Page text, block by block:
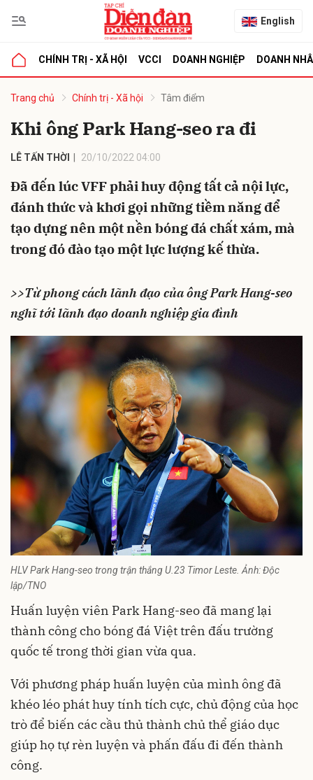
English
CHÍNH TRỊ - XÃ HỘI VCCI DOANH NGHIỆP DOANH
Trang chủ Chính trị - Xã hội Tâm điểm
Khi ông Park Hang-seo ra đi
LÊ TẤN THỜI 20/10/2022 04:00
Đã đến lúc VFF phải huy động tất cả nội lực,
đánh thức và khơi gọi những tiềm năng để
tạo dựng nên một nền bóng đá chất xám, mà
trong đó đào tạo một lực lượng kế thừa.
>>Từ phong cách lãnh đạo của ông Park Hang-seo
nghĩ tới lãnh đạo doanh nghiệp gia đình
HLV Park Hang-seo trong trận thắng U.23 Timor Leste. Ảnh: Độc
lập/TNO
Huấn luyện viên Park Hang-seo đã mang lại
thành công cho bóng đá Việt trên đấu trường
quốc tế trong thời gian vừa qua.
Với phương pháp huấn luyện của mình ông đã
khéo léo phát huy tính tích cực, chủ động của học
trò để biến các cầu thủ thành chủ thể giáo dục
giúp họ tự rèn luyện và phấn đấu đi đến thành
công.
luận
Hủy